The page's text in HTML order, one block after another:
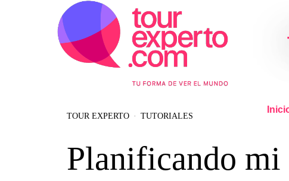
Skip to the content
TOUR EXPERTO TUTORIALES
Planificando